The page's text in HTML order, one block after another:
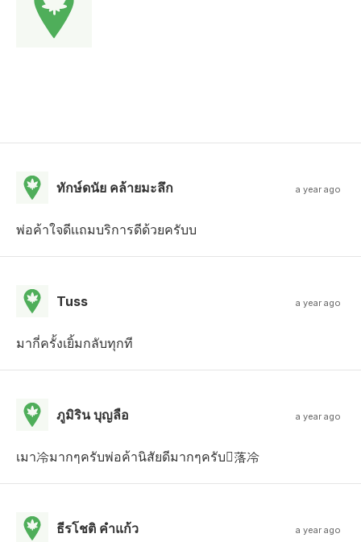
ทักษ์ดนัย คล้ายมะลึก a year ago
พ่อค้าใจดีเเถมบริการดีด้วยครับบ
Tuss a year ago
มากี่ครั้งเยิ้มกลับทุกที
ภูมิริน บุญลือ a year ago
เมา冷มากๆครับพ่อค้านิสัยดีมากๆครับ落冷
ธีรโชติ คําแก้ว a year ago